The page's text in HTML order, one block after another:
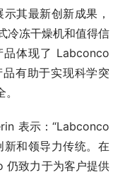
其最新创新成果，
冷冻干燥机和值得信
体现了 Labconco
有助于实现科学突
表示：“Labconco
和领导力传统。在
仍致力于为客户提供